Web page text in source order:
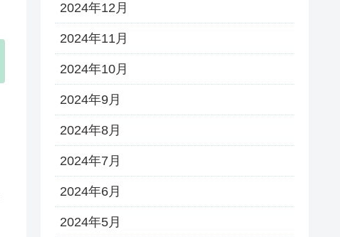
2024年12月
2024年11月
2024年10月
2024年9月
2024年8月
2024年7月
2024年6月
2024年5月